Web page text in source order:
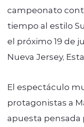
campeonato
tiempo al estilo
el próximo 19 de
Nueva Jersey,
El espectáculo
protagonistas a
apuesta pensada